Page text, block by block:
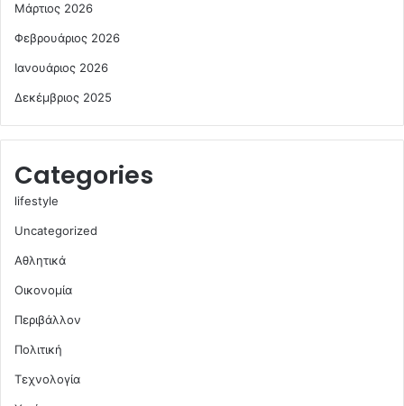
Μάρτιος 2026
Φεβρουάριος 2026
Ιανουάριος 2026
Δεκέμβριος 2025
Categories
lifestyle
Uncategorized
Αθλητικά
Οικονομία
Περιβάλλον
Πολιτική
Τεχνολογία